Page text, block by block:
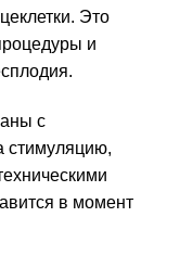
Это
и
с
стимуляцию,
в момент